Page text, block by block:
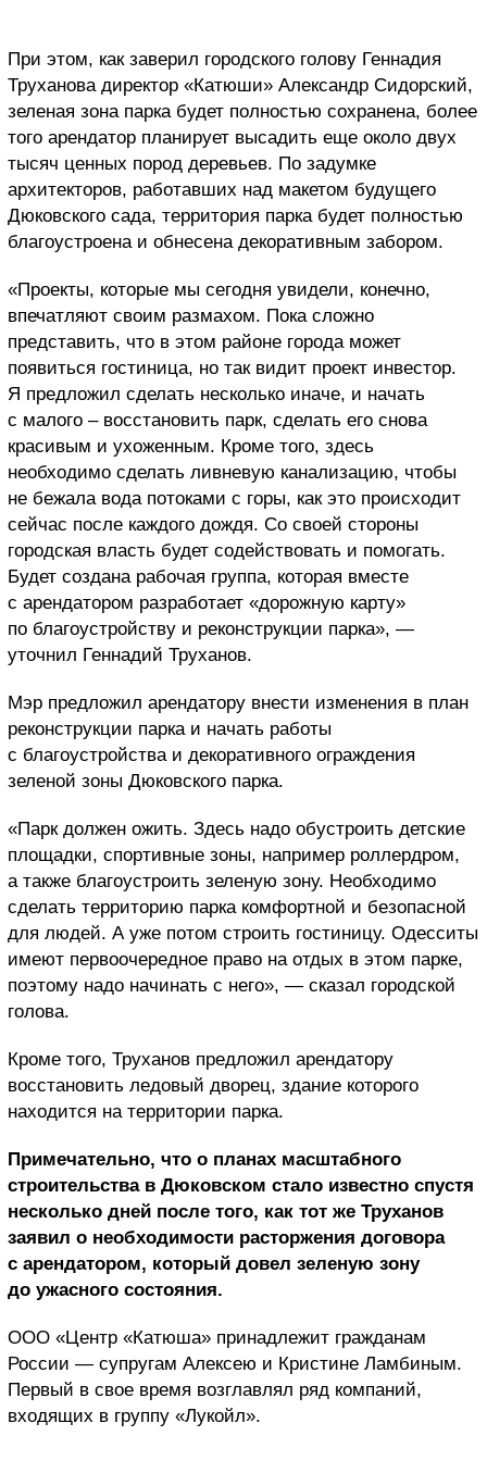
При этом, как заверил городского голову Геннадия
Труханова директор «Катюши» Александр Сидорский,
зеленая зона парка будет полностью сохранена, более
того арендатор планирует высадить еще около двух
тысяч ценных пород деревьев. По задумке
архитекторов, работавших над макетом будущего
Дюковского сада, территория парка будет полностью
благоустроена и обнесена декоративным забором.
«Проекты, которые мы сегодня увидели, конечно,
впечатляют своим размахом. Пока сложно
представить, что в этом районе города может
появиться гостиница, но так видит проект инвестор.
Я предложил сделать несколько иначе, и начать
с малого – восстановить парк, сделать его снова
красивым и ухоженным. Кроме того, здесь
необходимо сделать ливневую канализацию, чтобы
не бежала вода потоками с горы, как это происходит
сейчас после каждого дождя. Со своей стороны
городская власть будет содействовать и помогать.
Будет создана рабочая группа, которая вместе
с арендатором разработает «дорожную карту»
по благоустройству и реконструкции парка», —
уточнил Геннадий Труханов.
Мэр предложил арендатору внести изменения в план
реконструкции парка и начать работы
с благоустройства и декоративного ограждения
зеленой зоны Дюковского парка.
«Парк должен ожить. Здесь надо обустроить детские
площадки, спортивные зоны, например роллердром,
а также благоустроить зеленую зону. Необходимо
сделать территорию парка комфортной и безопасной
для людей. А уже потом строить гостиницу. Одесситы
имеют первоочередное право на отдых в этом парке,
поэтому надо начинать с него», — сказал городской
голова.
Кроме того, Труханов предложил арендатору
восстановить ледовый дворец, здание которого
находится на территории парка.
Примечательно, что о планах масштабного
строительства в Дюковском стало известно спустя
несколько дней после того, как тот же Труханов
заявил о необходимости расторжения договора
с арендатором, который довел зеленую зону
до ужасного состояния.
ООО «Центр «Катюша» принадлежит гражданам
России — супругам Алексею и Кристине Ламбиным.
Первый в свое время возглавлял ряд компаний,
входящих в группу «Лукойл».